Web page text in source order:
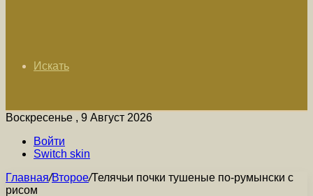
Искать
Воскресенье , 9 Август 2026
Войти
Switch skin
Главная/Второе/Телячьи почки тушеные по-румынски с
рисом